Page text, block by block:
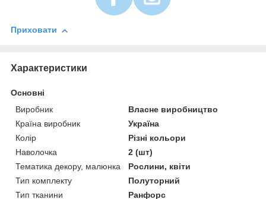
Приховати
Характеристики
Основні
Виробник
Власне виробництво
Країна виробник
Україна
Колір
Різні кольори
Наволочка
2 (шт)
Тематика декору, малюнка
Рослини, квіти
Тип комплекту
Полуторний
Тип тканини
Ранфорс